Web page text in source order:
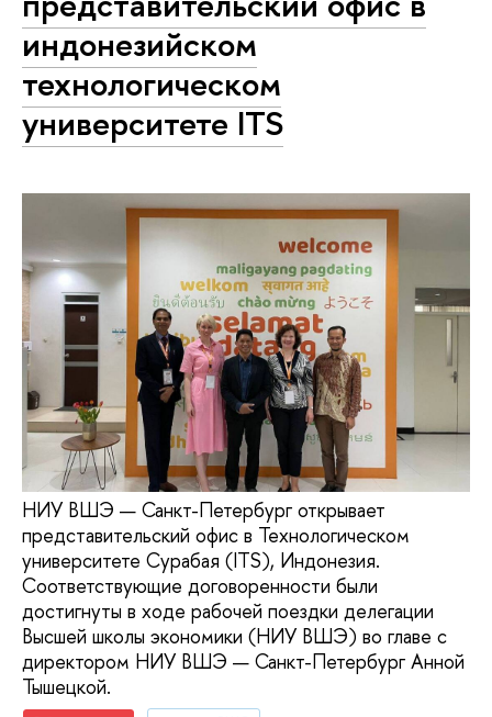
индонезийском
технологическом
университете ITS
НИУ ВШЭ — Санкт-Петербург открывает
представительский офис в Технологическом
университете Сурабая (ITS), Индонезия.
Соответствующие договоренности были
достигнуты в ходе рабочей поездки делегации
Высшей школы экономики (НИУ ВШЭ) во главе с
директором НИУ ВШЭ — Санкт-Петербург Анной
Тышецкой.